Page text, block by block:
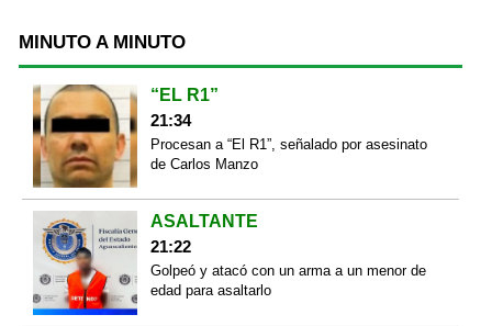
MINUTO A MINUTO
“EL R1”
21:34
Procesan a “El R1”, señalado por asesinato
de Carlos Manzo
ASALTANTE
21:22
Golpeó y atacó con un arma a un menor de
edad para asaltarlo